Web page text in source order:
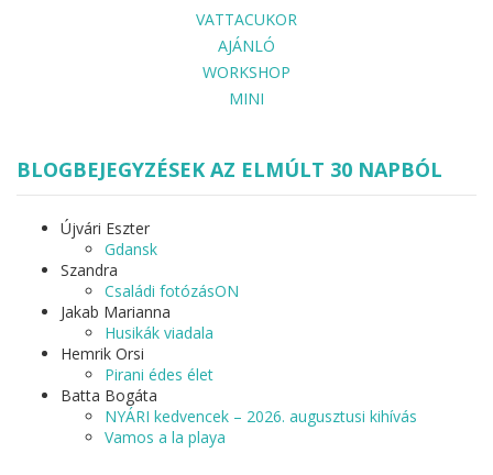
VATTACUKOR
AJÁNLÓ
WORKSHOP
MINI
BLOGBEJEGYZÉSEK AZ ELMÚLT 30 NAPBÓL
Újvári Eszter
Gdansk
Szandra
Családi fotózásON
Jakab Marianna
Husikák viadala
Hemrik Orsi
Pirani édes élet
Batta Bogáta
NYÁRI kedvencek – 2026. augusztusi kihívás
Vamos a la playa